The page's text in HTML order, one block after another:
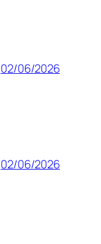
02/06/2026
02/06/2026